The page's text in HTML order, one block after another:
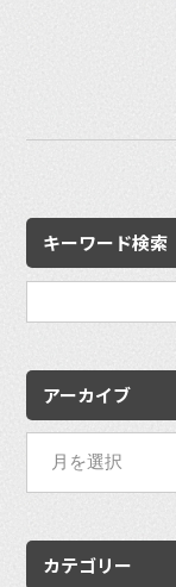
キーワード検索
アーカイブ
カテゴリー